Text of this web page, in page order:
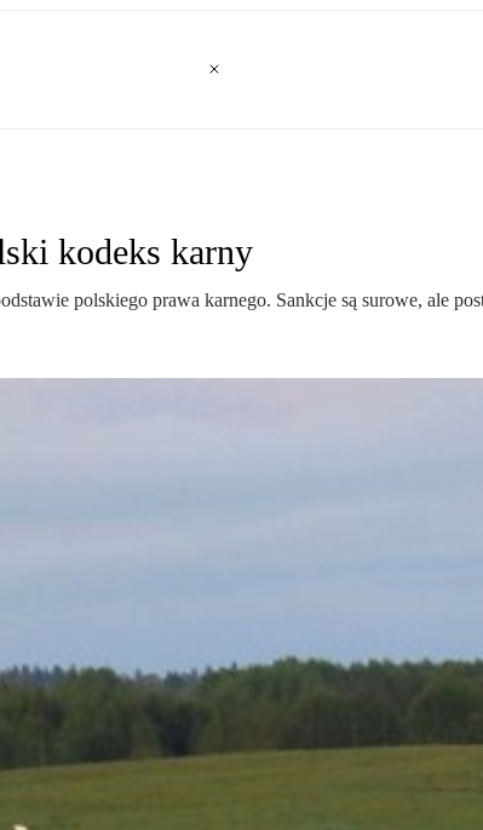
kodeks karny
polskiego prawa karnego. Sankcje są surowe, ale